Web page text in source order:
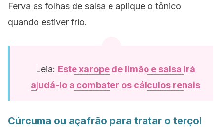
Ferva as folhas de salsa e aplique o tônico
quando estiver frio.
Leia: Este xarope de limão e salsa irá
ajudá-lo a combater os cálculos renais
Cúrcuma ou açafrão para tratar o terçol